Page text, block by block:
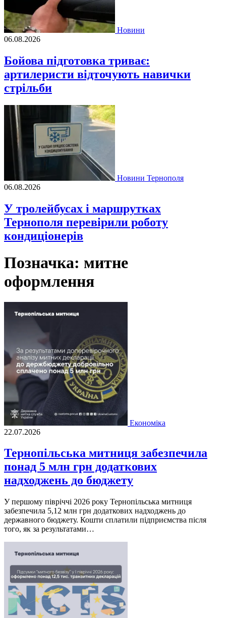
Новини
06.08.2026
Бойова підготовка триває:
артилеристи відточують навички
стрільби
Новини Тернополя
06.08.2026
У тролейбусах і маршрутках
Тернополя перевірили роботу
кондиціонерів
Позначка: митне
оформлення
Економіка
22.07.2026
Тернопільська митниця забезпечила
понад 5 млн грн додаткових
надходжень до бюджету
У першому півріччі 2026 року Тернопільська митниця
забезпечила 5,12 млн грн додаткових надходжень до
державного бюджету. Кошти сплатили підприємства після
того, як за результатами…